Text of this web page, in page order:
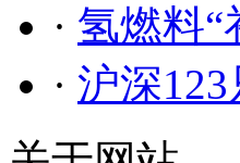
· 氢燃料“
· 沪深